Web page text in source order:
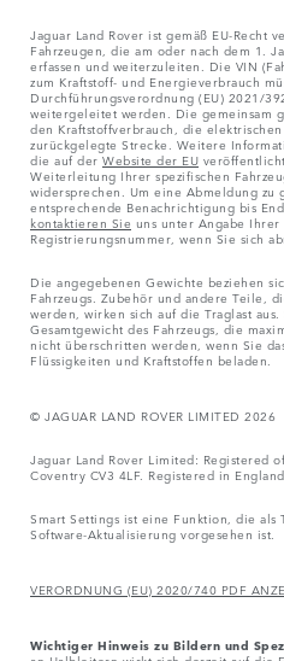
Jaguar Land Rover ist gemäß EU-Recht
Fahrzeugen, die am oder nach dem 1.
erfassen und weiterzuleiten. Die VIN
zum Kraftstoff- und Energieverbrauch
Durchführungsverordnung (EU) 2021/
weitergeleitet werden. Die gemeinsam
den Kraftstoffverbrauch, die
zurückgelegte Strecke. Weitere
die auf derWebsite der EU
Weiterleitung Ihrer spezifischen
widersprechen. Um eine Abmeldung zu
entsprechende Benachrichtigung bis
kontaktieren Sie uns unter Angabe
Registrierungsnummer, wenn Sie sich
Die angegebenen Gewichte beziehen
Fahrzeugs. Zubehör und andere Teile,
werden, wirken sich auf die Traglast
Gesamtgewicht des Fahrzeugs, die
nicht überschritten werden, wenn Sie
Flüssigkeiten und Kraftstoffen beladen.
© JAGUAR LAND ROVER LIMITED 2026
Jaguar Land Rover Limited: Registered
Coventry CV3 4LF. Registered in
Smart Settings ist eine Funktion, die
Software-Aktualisierung vorgesehen ist.
VERORDNUNG (EU) 2020/740 PDF
Wichtiger Hinweis zu Bildern und